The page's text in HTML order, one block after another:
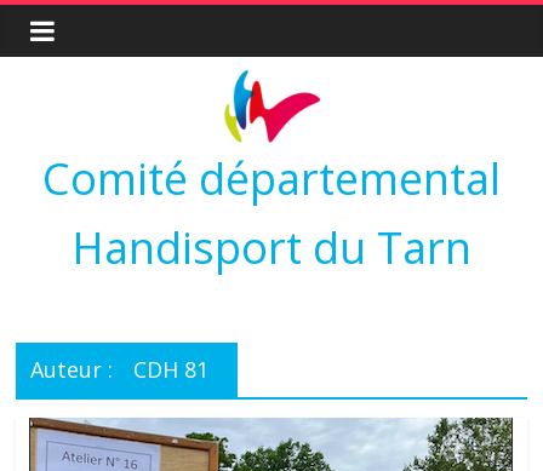
Comité départemental
Handisport du Tarn
Auteur : CDH 81